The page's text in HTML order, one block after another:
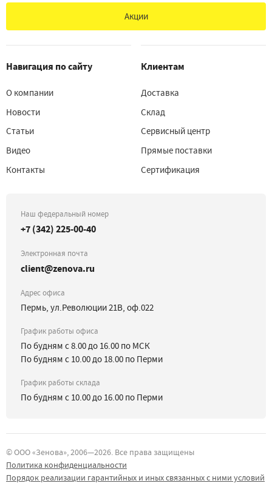
Акции
Навигация по сайту
О компании
Новости
Статьи
Видео
Контакты
Клиентам
Доставка
Склад
Сервисный центр
Прямые поставки
Сертификация
Наш федеральный номер
+7 (342) 225-00-40
Электронная почта
client@zenova.ru
Адрес офиса
Пермь, ул.Революции 21В, оф.022
График работы офиса
По будням с 8.00 до 16.00 по МСК
По будням с 10.00 до 18.00 по Перми
График работы склада
По будням с 10.00 до 16.00 по Перми
©ООО «Зенова», 2006—2026. Все права защищены
Политика конфиденциальности
Порядок реализации гарантийных и иных связанных с ними условий